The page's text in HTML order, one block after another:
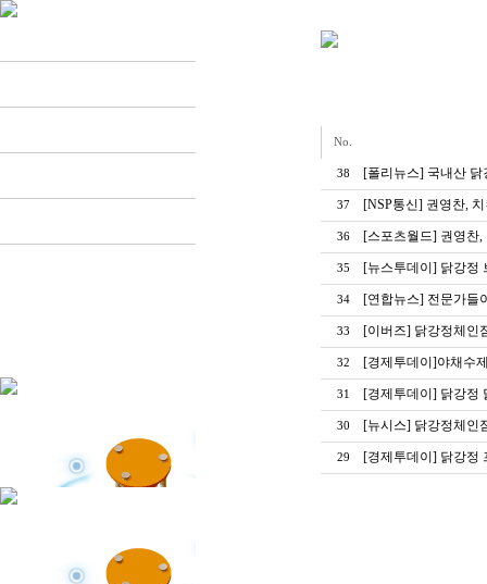
No.
38 [폴리뉴스] 국내산
37 [NSP통신] 권영찬,
36 [스포츠월드] 권영찬,
35 [뉴스투데이] 닭강정
34 [연합뉴스] 전문가들
33 [이버즈] 닭강정체인
32 [경제투데이]야채수
31 [경제투데이] 닭강정
30 [뉴시스] 닭강정체인
29 [경제투데이] 닭강정